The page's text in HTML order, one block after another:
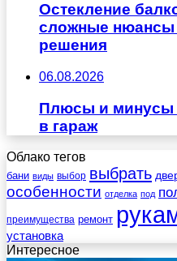
Остекление
сложные
решения
06.08.2026
Плюсы и минусы
в гараж
Облако тегов
бани виды выбор выбрать
особенности отделка под
преимущества ремонт
установка
Интересное